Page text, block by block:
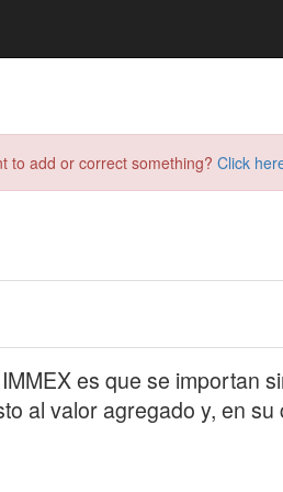
to add or correct something? Click